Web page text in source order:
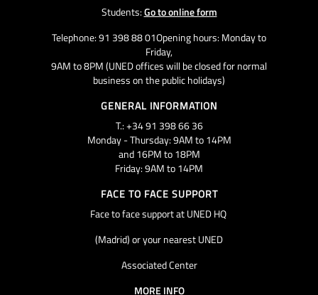
Students:Go to online form
Telephone: 91 398 88 01Opening hours: Monday to
Friday,
9AM to 8PM (UNED offices will be closed for normal
business on the public holidays)
GENERAL INFORMATION
T.: +34 91 398 66 36
Monday - Thursday: 9AM to 14PM
and 16PM to 18PM
Friday: 9AM to 14PM
FACE TO FACE SUPPORT
Face to face support at UNED HQ
(Madrid) or your nearest UNED
Associated Center
MORE INFO